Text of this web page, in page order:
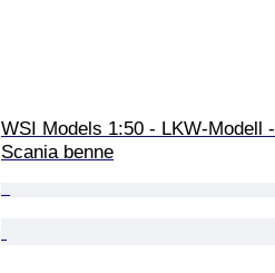
WSI Models 1:50 - LKW-Modell -
Scania benne